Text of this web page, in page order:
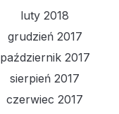
luty 2018
grudzień 2017
październik 2017
sierpień 2017
czerwiec 2017